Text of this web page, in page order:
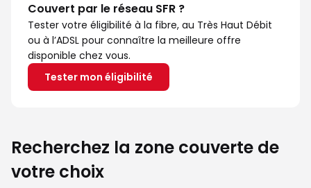
Couvert par le réseau SFR ?
Tester votre éligibilité à la fibre, au Très Haut Débit
ou à l’ADSL pour connaître la meilleure offre
disponible chez vous.
Tester mon éligibilité
Recherchez la zone couverte de
votre choix